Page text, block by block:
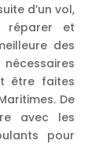
d’un vol,
réparer et
des
être faites
De
avec les
pour